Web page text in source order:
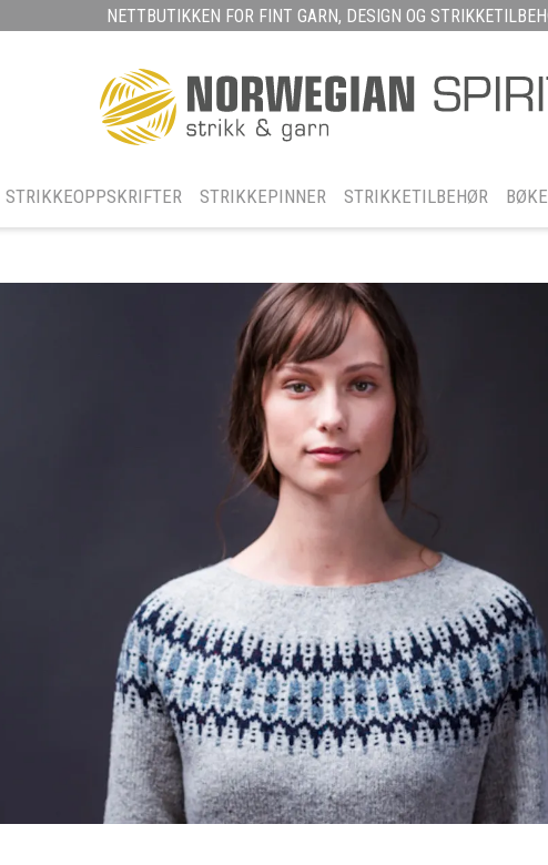
NETTBUTIKKEN FOR FINT GARN, DESIGN OG
STRIKKEOPPSKRIFTER STRIKKEPINNER STRIKKETILBEHØR